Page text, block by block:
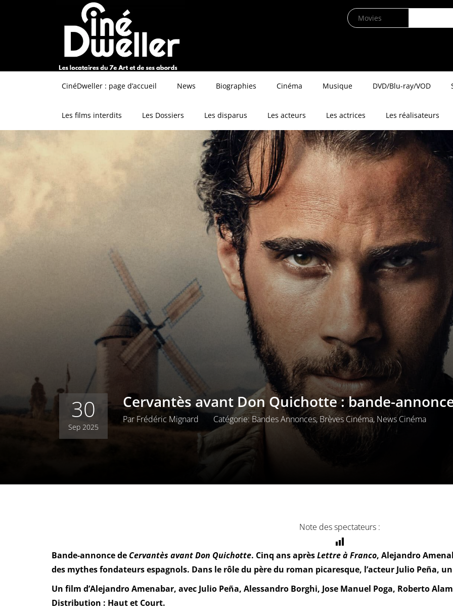
CinéDweller : page d’accueil News Biographies Cinéma Musique DVD/Blu-ray/VOD
Les films interdits Les Dossiers Les disparus Les acteurs Les actrices Les réalisateurs
30
Sep 2025
Cervantès avant Don Quichotte : bande-
Par Frédéric Mignard Catégorie:Bandes Annonces,Brèves Cinéma, News Cinéma
Note des spectateurs :
Bande-annonce de Cervantès avant Don Quichotte. Cinq ans aprèsLettre à Franco, Alejandro
des mythes fondateurs espagnols. Dans le rôle du père du roman picaresque, l’acteur Julio Peña,
Un film d’Alejandro Amenabar, avec Julio Peña, Alessandro Borghi, Jose Manuel Poga, Roberto
Distribution : Haut et Court.